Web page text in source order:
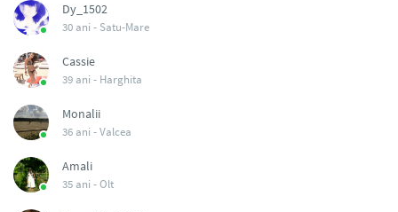
Dy_1502
30 ani - Satu-Mare
Cassie
39 ani - Harghita
Monalii
36 ani -Valcea
Amali
35 ani -Olt